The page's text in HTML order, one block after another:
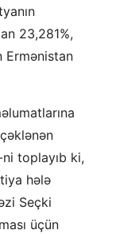
23,281%,
Ermənistan
toplayıb ki,
hələ
Seçki
üçün